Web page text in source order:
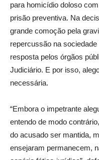
para homicídio doloso
prisão preventiva. Na
grande comoção pela
repercussão na
resposta pelos órgãos
Judiciário. E por isso,
necessária.
“Embora o impetrante
entendo de modo
do acusado ser mantida,
ensejaram permanecem,